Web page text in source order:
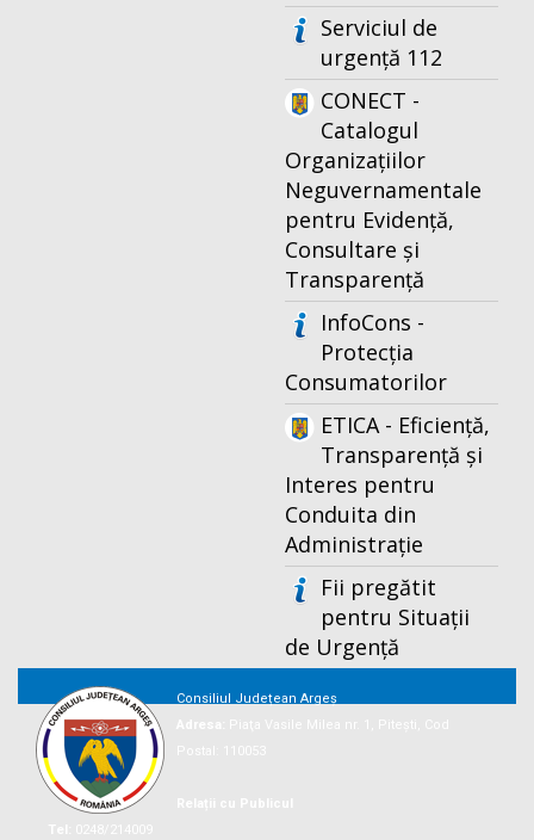
Serviciul de
urgență 112
CONECT -
Catalogul
Organizațiilor
Neguvernamentale
pentru Evidență,
Consultare și
Transparență
InfoCons -
Protecția
Consumatorilor
ETICA - Eficiență,
Transparență și
Interes pentru
Conduita din
Administrație
Fii pregătit
pentru Situații
de Urgență
Consiliul Județean Argeș